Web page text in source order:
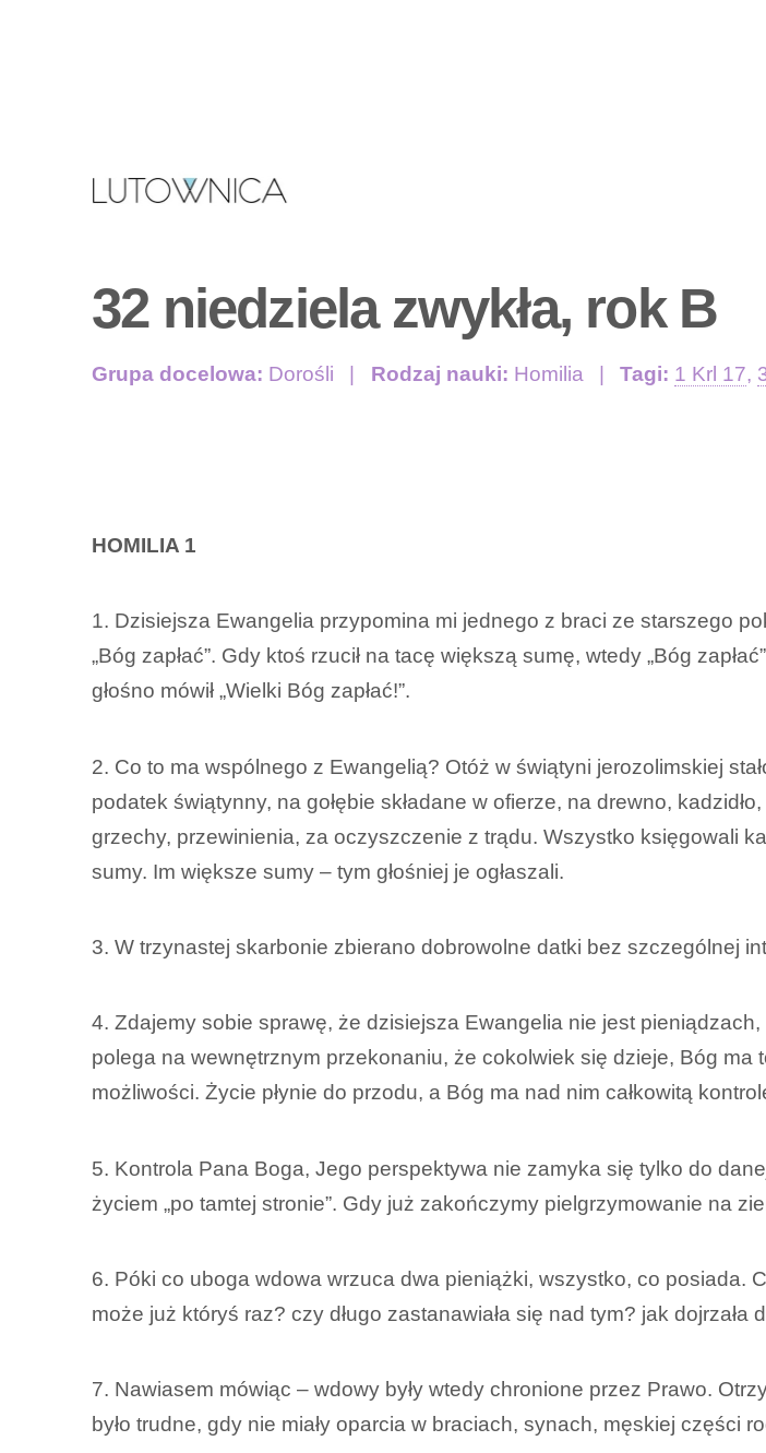
32 niedziela zwykła, rok B
Grupa docelowa: Dorośli Rodzaj nauki: Homilia Tagi: 1 Krl 17,
HOMILIA 1
1. Dzisiejsza Ewangelia przypomina mi jednego z braci ze starszego
„Bóg zapłać”. Gdy ktoś rzucił na tacę większą sumę, wtedy „Bóg
głośno mówił „Wielki Bóg zapłać!”.
2. Co to ma wspólnego z Ewangelią? Otóż w świątyni jerozolimskiej
podatek świątynny, na gołębie składane w ofierze, na drewno,
grzechy, przewinienia, za oczyszczenie z trądu. Wszystko księgowali
sumy. Im większe sumy – tym głośniej je ogłaszali.
3. W trzynastej skarbonie zbierano dobrowolne datki bez szczególnej
4. Zdajemy sobie sprawę, że dzisiejsza Ewangelia nie jest
polega na wewnętrznym przekonaniu, że cokolwiek się dzieje, Bóg
możliwości. Życie płynie do przodu, a Bóg ma nad nim całkowitą
5. Kontrola Pana Boga, Jego perspektywa nie zamyka się tylko do
życiem „po tamtej stronie”. Gdy już zakończymy pielgrzymowanie na
6. Póki co uboga wdowa wrzuca dwa pieniążki, wszystko, co posiada.
może już któryś raz? czy długo zastanawiała się nad tym? jak dojrzała
7. Nawiasem mówiąc – wdowy były wtedy chronione przez Prawo.
było trudne, gdy nie miały oparcia w braciach, synach, męskiej części